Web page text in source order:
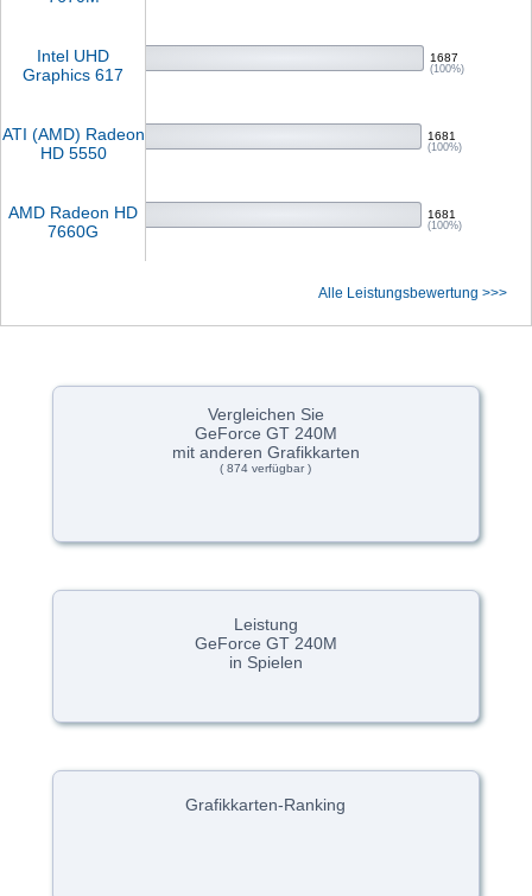
Intel UHD
Graphics 617
1687
(100%)
ATI (AMD) Radeon
HD 5550
1681
(100%)
AMD Radeon HD
7660G
1681
(100%)
Alle Leistungsbewertung >>>
Vergleichen Sie
GeForce GT 240M
mit anderen Grafikkarten
( 874 verfügbar )
Leistung
GeForce GT 240M
in Spielen
Grafikkarten-Ranking